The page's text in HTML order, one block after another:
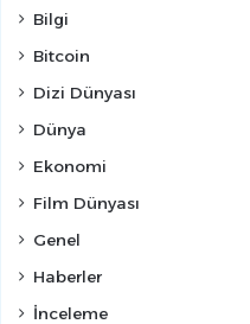
Bilgi
Bitcoin
Dizi Dünyası
Dünya
Ekonomi
Film Dünyası
Genel
Haberler
İnceleme